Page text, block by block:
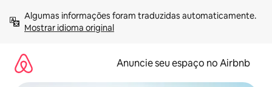
para
Mostrar idioma original
Anuncie seu espaço no Airbnb